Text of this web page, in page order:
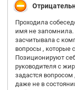
Проходила
имя не запомнила.
засчитывала с
вопросы , которые
Позиционируют
руководителя с
задастся вопросом
даже не в